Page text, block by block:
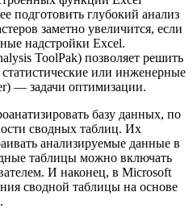
подготовить глубокий анализ
заметно увеличится, если
надстройки Excel.
ToolPak) позволяет решить
или инженерные
— задачи оптимизации.
базу данных, по
сводных таблиц. Их
анализируемые данные в
таблицы можно включать
И наконец, в Microsoft
сводной таблицы на основе